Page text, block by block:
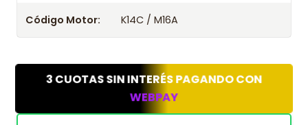
Código Motor: K14C / M16A
3 CUOTAS SIN INTERÉS PAGANDO CON
WEBPAY